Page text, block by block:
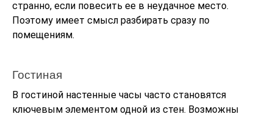
странно, если повесить ее в неудачное место.
Поэтому имеет смысл разбирать сразу по
помещениям.
Гостиная
В гостиной настенные часы часто становятся
ключевым элементом одной из стен. Возможны